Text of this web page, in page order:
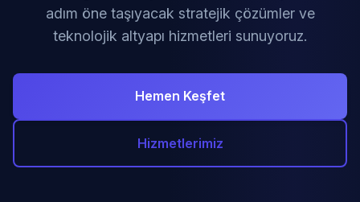
adım öne taşıyacak stratejik çözümler ve
teknolojik altyapı hizmetleri sunuyoruz.
Hemen Keşfet
Hizmetlerimiz